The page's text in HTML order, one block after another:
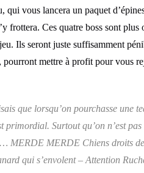
qui vous lancera un paquet
frottera. Ces quatre boss sont
Ils seront juste suffisamment
mettre à profit pour vous
que lorsqu’on pourchasse une
primordial. Surtout qu’on n’est
MERDE MERDE Chiens droits
qui s’envolent – Attention